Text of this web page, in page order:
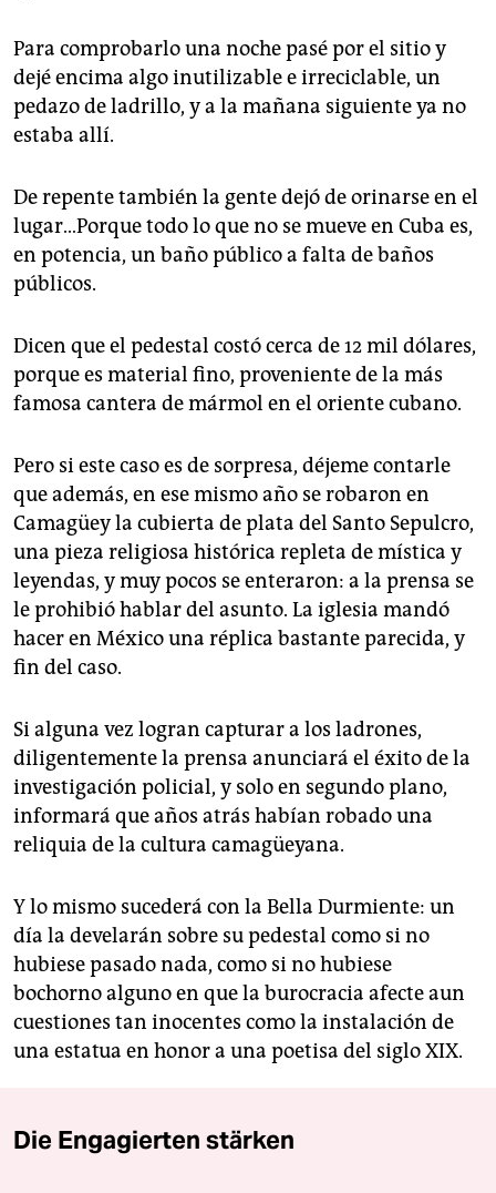
Para comprobarlo una noche pasé por el sitio y
dejé encima algo inutilizable e irreciclable, un
pedazo de ladrillo, y a la mañana siguiente ya no
estaba allí.
De repente también la gente dejó de orinarse en el
lugar…Porque todo lo que no se mueve en Cuba es,
en potencia, un baño público a falta de baños
públicos.
Dicen que el pedestal costó cerca de 12 mil dólares,
porque es material fino, proveniente de la más
famosa cantera de mármol en el oriente cubano.
Pero si este caso es de sorpresa, déjeme contarle
que además, en ese mismo año se robaron en
Camagüey la cubierta de plata del Santo Sepulcro,
una pieza religiosa histórica repleta de mística y
leyendas, y muy pocos se enteraron: a la prensa se
le prohibió hablar del asunto. La iglesia mandó
hacer en México una réplica bastante parecida, y
fin del caso.
Si alguna vez logran capturar a los ladrones,
diligentemente la prensa anunciará el éxito de la
investigación policial, y solo en segundo plano,
informará que años atrás habían robado una
reliquia de la cultura camagüeyana.
Y lo mismo sucederá con la Bella Durmiente: un
día la develarán sobre su pedestal como si no
hubiese pasado nada, como si no hubiese
bochorno alguno en que la burocracia afecte aun
cuestiones tan inocentes como la instalación de
una estatua en honor a una poetisa del siglo XIX.
Die Engagierten stärken